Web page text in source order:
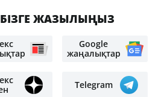
БІЗГЕ ЖАЗЫЛЫҢЫЗ
Google
жаңалықтар
Telegram